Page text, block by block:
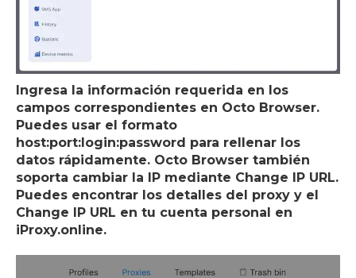
Ingresa la información requerida en los
campos correspondientes en Octo Browser.
Puedes usar el formato
host:port:login:password para rellenar los
datos rápidamente. Octo Browser también
soporta cambiar la IP mediante Change IP URL.
Puedes encontrar los detalles del proxy y el
Change IP URL en tu cuenta personal en
iProxy.online.